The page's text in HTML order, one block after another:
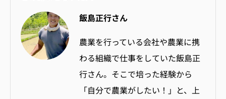
飯島正行さん
農業を行っている会社や農業に携
わる組織で仕事をしていた飯島正
行さん。そこで培った経験から
「自分で農業がしたい！」と、上